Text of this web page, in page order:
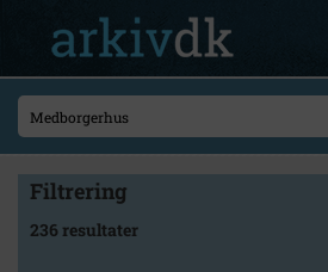
Filtrering
236 resultater